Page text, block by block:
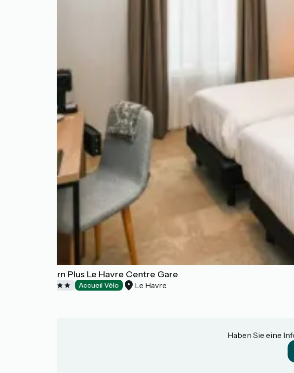
Best Western Plus Le Havre Centre Gare
Accueil Vélo Le Havre
Haben Sie eine